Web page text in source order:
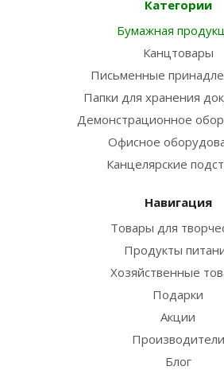
Категории
Бумажная
Канцтовары
Письменные
Папки для хранения
Демонстрационное
Офисное
Канцелярские
Навигация
Товары для
Продукты
Хозяйственные
Подарки
Акции
Производители
Блог